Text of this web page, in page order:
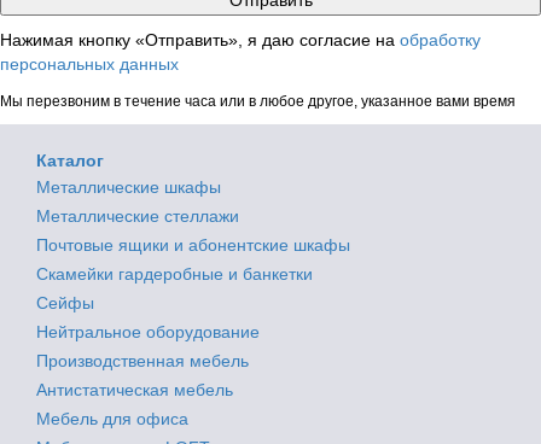
Нажимая кнопку «Отправить», я даю согласие на обработку
персональных данных
Мы перезвоним в течение часа или в любое другое, указанное вами время
Каталог
Металлические шкафы
Металлические стеллажи
Почтовые ящики и абонентские шкафы
Скамейки гардеробные и банкетки
Сейфы
Нейтральное оборудование
Производственная мебель
Антистатическая мебель
Мебель для офиса